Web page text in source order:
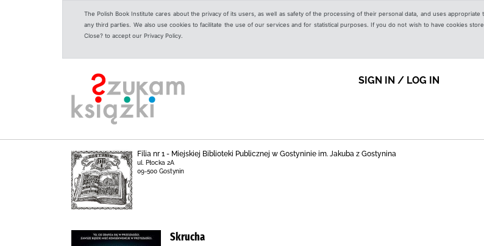
The Polish Book Institute cares about the privacy of its users, as well as safety of the processing of their personal data, and uses
any third parties. We also use cookies to facilitate the use of our services and for statistical purposes. If you do not wish to have cookies
Close? to accept our Privacy Policy.
SIGN IN / LOG IN
Filia nr 1 - Miejskiej Biblioteki Publicznej w Gostyninie im. Jakuba z Gostynina
ul. Płocka 2A
09-500 Gostynin
Skrucha